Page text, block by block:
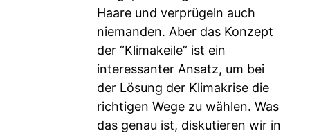
Haare und verprügeln auch
niemanden. Aber das Konzept
der “Klimakeile” ist ein
interessanter Ansatz, um bei
der Lösung der Klimakrise die
richtigen Wege zu wählen. Was
das genau ist, diskutieren wir in